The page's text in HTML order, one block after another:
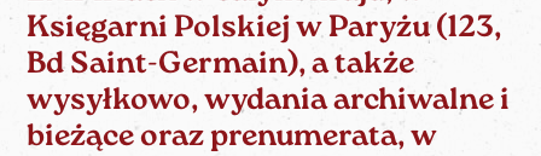
Księgarni Polskiej w Paryżu (123,
Bd Saint-Germain), a także
wysyłkowo, wydania archiwalne i
bieżące oraz prenumerata, w